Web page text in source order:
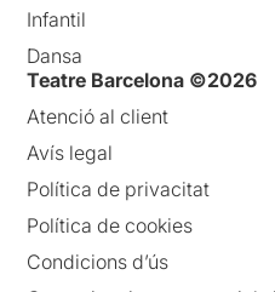
Infantil
Dansa
Teatre Barcelona ©2026
Atenció al client
Avís legal
Política de privacitat
Política de cookies
Condicions d’ús